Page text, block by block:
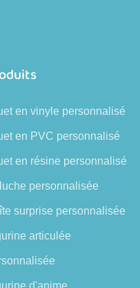
en vinyle personnalisé
en PVC personnalisé
en résine personnalisé
personnalisée
surprise personnalisée
articulée
d'anime